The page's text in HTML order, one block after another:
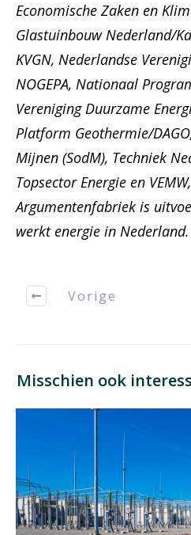
Economische Zaken en
Glastuinbouw Nederland/
KVGN, Nederlandse
NOGEPA, Nationaal
Vereniging Duurzame
Platform Geothermie/
Mijnen (SodM), Techniek
Topsector Energie en
Argumentenfabriek is
werkt energie in Nederland.
Vorige
Misschien ook